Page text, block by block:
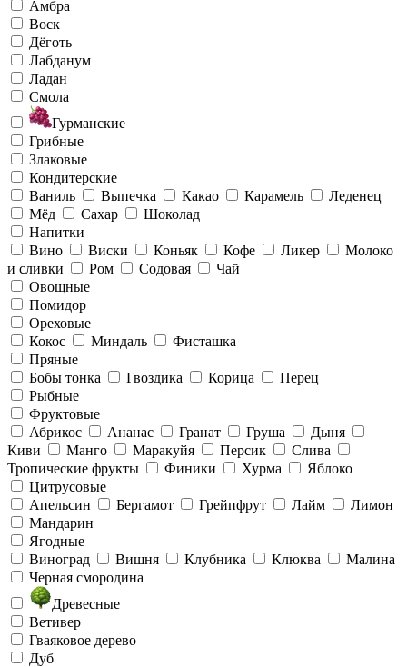
Амбра
Воск
Дёготь
Лабданум
Ладан
Смола
Гурманские
Грибные
Злаковые
Кондитерские
Ваниль
Выпечка Какао Карамель
Леденец
Мёд
Сахар
Шоколад
Напитки
Вино
Виски Коньяк Кофе Ликер
Молоко
и сливки
Ром Содовая
Чай
Овощные
Помидор
Ореховые
Кокос
Миндаль
Фисташка
Пряные
Бобы тонка
Гвоздика Корица
Перец
Рыбные
Фруктовые
Абрикос
Ананас Гранат Груша
Дыня
Киви
Манго Маракуйя Персик
Слива
Тропические фрукты
Финики Хурма
Яблоко
Цитрусовые
Апельсин
Бергамот Грейпфрут Лайм
Лимон
Мандарин
Ягодные
Виноград
Вишня Клубника Клюква
Малина
Черная смородина
Древесные
Ветивер
Гваяковое дерево
Дуб